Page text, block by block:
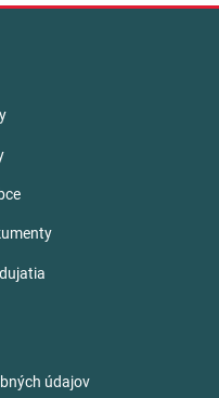
údajov